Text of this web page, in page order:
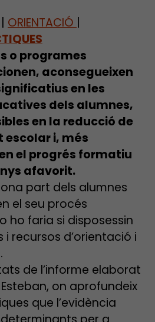
ORIENTACIÓ
o programes
aconsegueixen
en les
dels alumnes,
en la reducció de
escolar i, més
el progrés formatiu
afavorit.
part dels alumnes
el seu procés
ho faria si disposessin
i recursos d’orientació i
de l’informe elaborat
on aprofundeix
que l’evidència